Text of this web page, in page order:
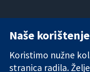
Pouzdani dokazi.
Utemeljeni
Naše
Koristimo nužne
stranica radila.